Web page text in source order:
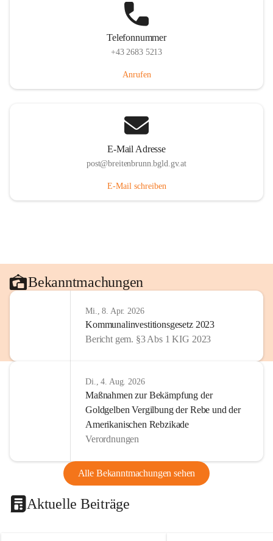
Telefonnummer
+43 2683 5213
Anrufen
E-Mail Adresse
post@breitenbrunn.bgld.gv.at
E-Mail schreiben
Bekanntmachungen
Mi., 8. Apr. 2026
Kommunalinvestitionsgesetz 2023
Bericht gem. §3 Abs 1 KIG 2023
Di., 4. Aug. 2026
Maßnahmen zur Bekämpfung der
Goldgelben Vergilbung der Rebe und der
Amerikanischen Rebzikade
Verordnungen
Alle Bekanntmachungen sehen
Aktuelle Beiträge